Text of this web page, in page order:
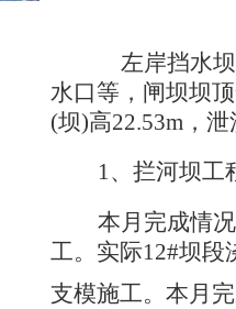
左岸挡水
水口等，闸坝坝
(坝)高22.53m，
1、 拦河坝工
本月完成情况
工。实际12#坝段
支模施工。本月